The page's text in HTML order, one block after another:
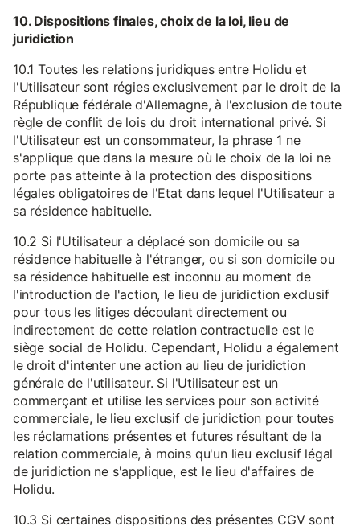
10. Dispositions finales, choix de la loi, lieu de
juridiction
10.1 Toutes les relations juridiques entre Holidu et
l'Utilisateur sont régies exclusivement par le droit de la
République fédérale d'Allemagne, à l'exclusion de toute
règle de conflit de lois du droit international privé. Si
l'Utilisateur est un consommateur, la phrase 1 ne
s'applique que dans la mesure où le choix de la loi ne
porte pas atteinte à la protection des dispositions
légales obligatoires de l'Etat dans lequel l'Utilisateur a
sa résidence habituelle.
10.2 Si l'Utilisateur a déplacé son domicile ou sa
résidence habituelle à l'étranger, ou si son domicile ou
sa résidence habituelle est inconnu au moment de
l'introduction de l'action, le lieu de juridiction exclusif
pour tous les litiges découlant directement ou
indirectement de cette relation contractuelle est le
siège social de Holidu. Cependant, Holidu a également
le droit d'intenter une action au lieu de juridiction
générale de l'utilisateur. Si l'Utilisateur est un
commerçant et utilise les services pour son activité
commerciale, le lieu exclusif de juridiction pour toutes
les réclamations présentes et futures résultant de la
relation commerciale, à moins qu'un lieu exclusif légal
de juridiction ne s'applique, est le lieu d'affaires de
Holidu.
10.3 Si certaines dispositions des présentes CGV sont